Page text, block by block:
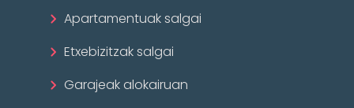
Apartamentuak salgai
Etxebizitzak salgai
Garajeak alokairuan